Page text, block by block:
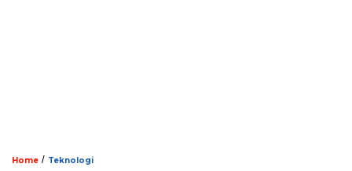
Home / Teknologi